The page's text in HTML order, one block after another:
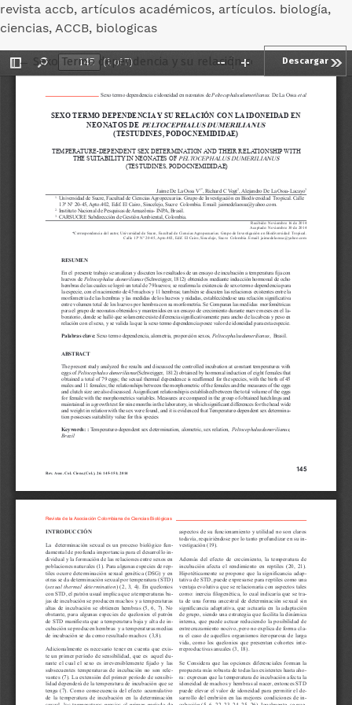
revista accb, artículos académicos, artículos. biología,
ciencias, ACCB, biologicas
← Volver a los detalles del artículo
Sexo Termo dependencia y su relación con la idoneidad
Descargar